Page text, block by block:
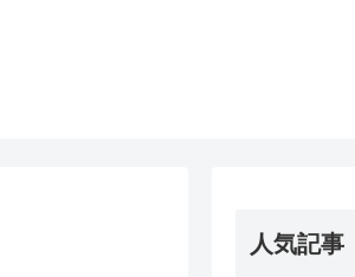
人気記事